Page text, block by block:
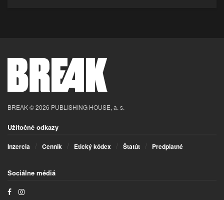
BREAK © 2026 PUBLISHING HOUSE, a. s.
Užitočné odkazy
Inzercia Cenník Etický kódex Štatút Predplatné
Sociálne médiá